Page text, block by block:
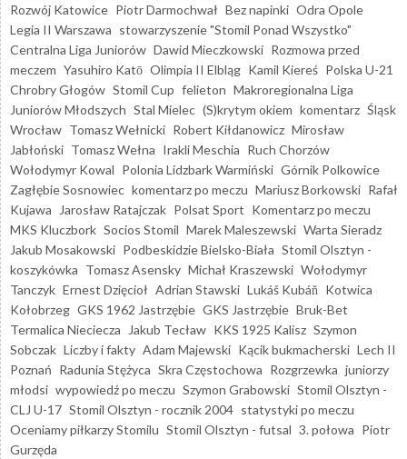
Rozwój Katowice Piotr Darmochwał Bez napinki Odra Opole
Legia II Warszawa stowarzyszenie "Stomil Ponad Wszystko"
Centralna Liga Juniorów Dawid Mieczkowski Rozmowa przed
meczem Yasuhiro Katō Olimpia II Elbląg Kamil Kiereś Polska U-21
Chrobry Głogów Stomil Cup felieton Makroregionalna Liga
Juniorów Młodszych Stal Mielec (S)krytym okiem komentarz Śląsk
Wrocław Tomasz Wełnicki Robert Kiłdanowicz Mirosław
Jabłoński Tomasz Wełna Irakli Meschia Ruch Chorzów
Wołodymyr Kowal Polonia Lidzbark Warmiński Górnik Polkowice
Zagłębie Sosnowiec komentarz po meczu Mariusz Borkowski Rafał
Kujawa
Jarosław Ratajczak Polsat Sport Komentarz po meczu
MKS Kluczbork Socios Stomil Marek Maleszewski Warta Sieradz
Jakub Mosakowski Podbeskidzie Bielsko-Biała Stomil Olsztyn -
koszykówka Tomasz Asensky Michał Kraszewski Wołodymyr
Tanczyk Ernest Dzięcioł Adrian Stawski Lukáš Kubáň Kotwica
Kołobrzeg GKS 1962 Jastrzębie GKS Jastrzębie Bruk-Bet
Termalica Nieciecza
Jakub Tecław KKS 1925 Kalisz Szymon
Sobczak Liczby i fakty Adam Majewski Kącik bukmacherski Lech II
Poznań Radunia Stężyca Skra Częstochowa Rozgrzewka juniorzy
młodsi wypowiedź po meczu Szymon Grabowski Stomil Olsztyn -
CLJ U-17 Stomil Olsztyn - rocznik 2004 statystyki po meczu
Oceniamy piłkarzy Stomilu Stomil Olsztyn - futsal 3. połowa Piotr
Gurzęda